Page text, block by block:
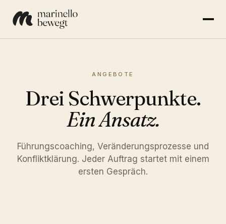
ANGEBOTE
Drei Schwerpunkte.
Ein Ansatz.
Führungscoaching, Veränderungsprozesse und
Konfliktklärung. Jeder Auftrag startet mit einem
ersten Gespräch.